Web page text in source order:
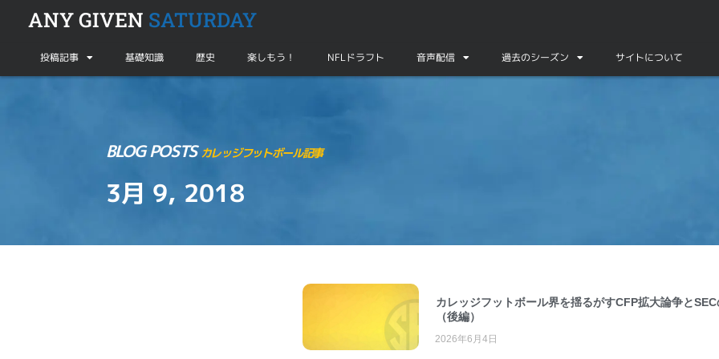
ANY GIVEN SATURDAY
投稿記事 基礎知識 歴史 楽しもう！ NFLドラフト 音声配信 過去のシーズン サイトについて
BLOG POSTSカレッジフットボール記事
3月 9, 2018
カレッジフットボール界を揺るがすCFP拡大論争と
（後編）
2026年6月4日